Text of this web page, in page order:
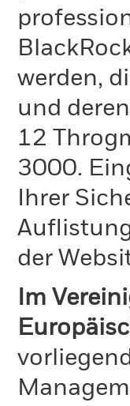
werden,
und
12
3000.
Ihrer
der
Im